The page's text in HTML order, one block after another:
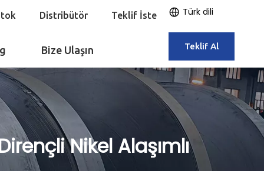
Distribütör Teklif İste Türk dili
Bize Ulaşın Teklif Al
Nikel Alaşımlı